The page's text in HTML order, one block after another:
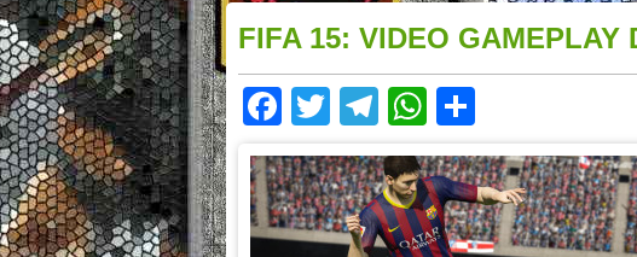
FIFA 15: VIDEO GAMEPLAY
Facebook
TwitterTelegram
WhatsApp